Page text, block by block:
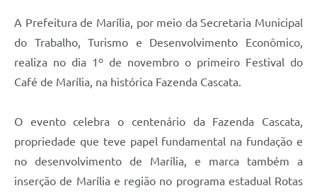
A Prefeitura de Marília, por meio da Secretaria Municipal
do Trabalho, Turismo e Desenvolvimento Econômico,
realiza no dia 1º de novembro o primeiro Festival do
Café de Marília, na histórica Fazenda Cascata.
O evento celebra o centenário da Fazenda Cascata,
propriedade que teve papel fundamental na fundação e
no desenvolvimento de Marília, e marca também a
inserção de Marília e região no programa estadual Rotas